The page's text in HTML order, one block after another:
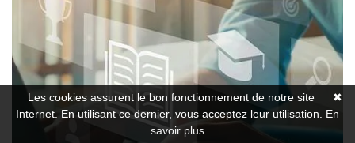
✖
Les cookies assurent le bon fonctionnement de notre site
Internet. En utilisant ce dernier, vous acceptez leur utilisation. En
savoir plus